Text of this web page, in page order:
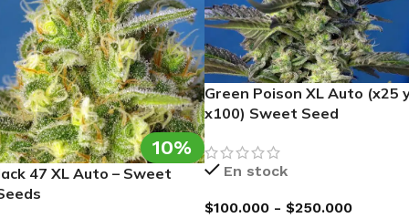
Green Poison XL Auto (x25
x100) Sweet Seed
En stock
$100.000 - $250.000
10%
47 XL Auto – Sweet